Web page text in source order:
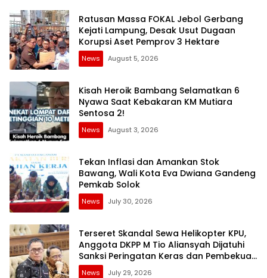
Ratusan Massa FOKAL Jebol Gerbang
Kejati Lampung, Desak Usut Dugaan
Korupsi Aset Pemprov 3 Hektare
News August 5, 2026
Kisah Heroik Bambang Selamatkan 6
Nyawa Saat Kebakaran KM Mutiara
Sentosa 2!
News August 3, 2026
Tekan Inflasi dan Amankan Stok
Bawang, Wali Kota Eva Dwiana Gandeng
Pemkab Solok
News July 30, 2026
Terseret Skandal Sewa Helikopter KPU,
Anggota DKPP M Tio Aliansyah Dijatuhi
Sanksi Peringatan Keras dan Pembekuan
Tugas
News July 29, 2026